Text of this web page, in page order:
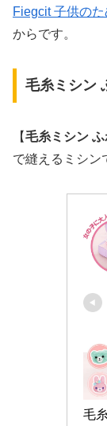
Fiegcit 子供の
からです。
毛糸ミシン
【毛糸ミシン
で縫えるミシン
毛